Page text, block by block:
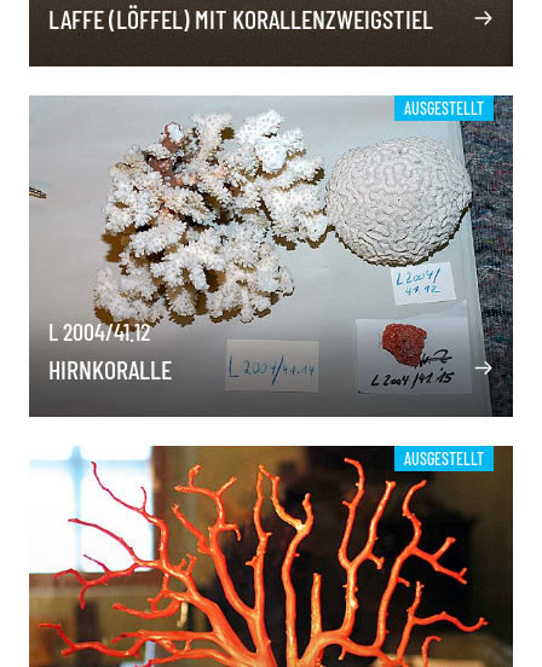
LAFFE (LÖFFEL) MIT KORALLENZWEIGSTIEL
AUSGESTELLT
L 2004/41.12
HIRNKORALLE
AUSGESTELLT